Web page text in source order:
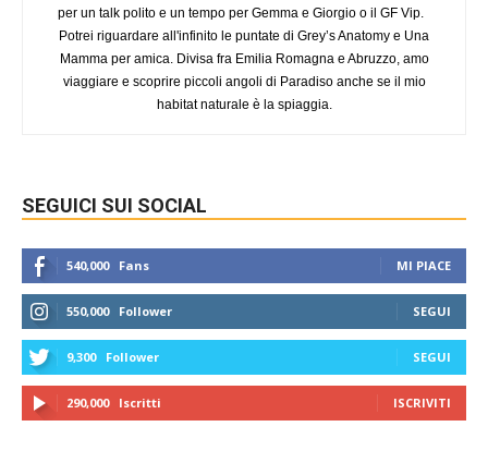
per un talk polito e un tempo per Gemma e Giorgio o il GF Vip.
Potrei riguardare all'infinito le puntate di Grey’s Anatomy e Una
Mamma per amica. Divisa fra Emilia Romagna e Abruzzo, amo
viaggiare e scoprire piccoli angoli di Paradiso anche se il mio
habitat naturale è la spiaggia.
SEGUICI SUI SOCIAL
540,000 Fans MI PIACE
550,000 Follower SEGUI
9,300 Follower SEGUI
290,000 Iscritti ISCRIVITI